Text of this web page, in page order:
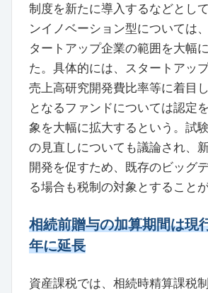
制度を新たに導入するなどとし
ンイノベーション型については
タートアップ企業の範囲を大幅
た。具体的には、スタートアッ
売上高研究開発費比率等に着目
となるファンドについては認定
象を大幅に拡大するという。試
の見直しについても議論され、
開発を促すため、既存のビッグ
る場合も税制の対象とすること
相続前贈与の加算期間は現
年に延長
資産課税では、相続時精算課税